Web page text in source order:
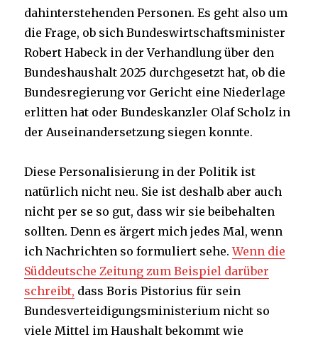
dahinterstehenden Personen. Es geht also um
die Frage, ob sich Bundeswirtschaftsminister
Robert Habeck in der Verhandlung über den
Bundeshaushalt 2025 durchgesetzt hat, ob die
Bundesregierung vor Gericht eine Niederlage
erlitten hat oder Bundeskanzler Olaf Scholz in
der Auseinandersetzung siegen konnte.
Diese Personalisierung in der Politik ist
natürlich nicht neu. Sie ist deshalb aber auch
nicht per se so gut, dass wir sie beibehalten
sollten. Denn es ärgert mich jedes Mal, wenn
ich Nachrichten so formuliert sehe.Wenn die
Süddeutsche Zeitung zum Beispiel darüber
schreibt, dass Boris Pistorius für sein
Bundesverteidigungsministerium nicht so
viele Mittel im Haushalt bekommt wie